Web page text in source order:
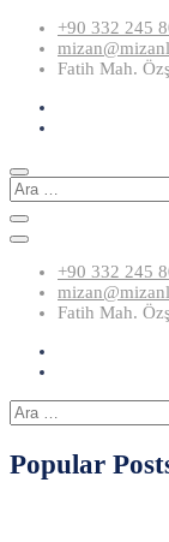
Skip
content
+90 332 245
Fatih Mah.
Arama:
+90 332 245
Fatih Mah.
Arama:
Popular